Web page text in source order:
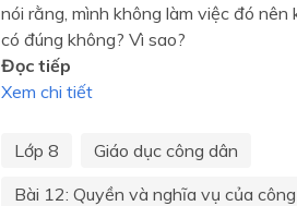
nói rằng, mình không làm việc đó
có đúng không? Vì sao?
Đọc tiếp
Xem chi tiết
Lớp 8
Giáo dục công dân
Bài 12: Quyền và nghĩa vụ của công